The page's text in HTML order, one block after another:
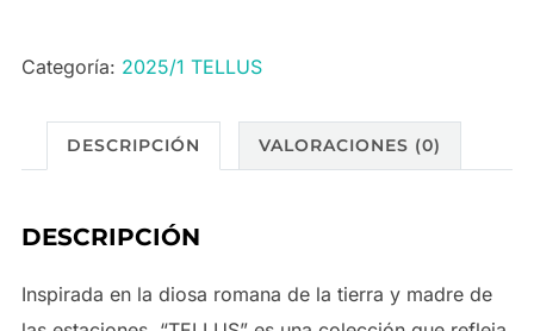
Colección
“TELLUS”
Categoría: 2025/1 TELLUS
DESCRIPCIÓN VALORACIONES (0)
DESCRIPCIÓN
Inspirada en la diosa romana de la tierra y madre de